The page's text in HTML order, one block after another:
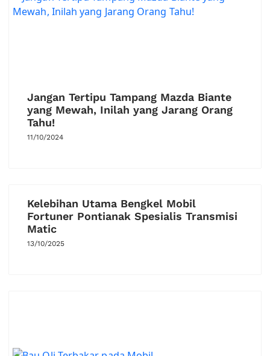
Jangan Tertipu Tampang Mazda Biante
yang Mewah, Inilah yang Jarang Orang
Tahu!
11/10/2024
Kelebihan Utama Bengkel Mobil
Fortuner Pontianak Spesialis Transmisi
Matic
13/10/2025